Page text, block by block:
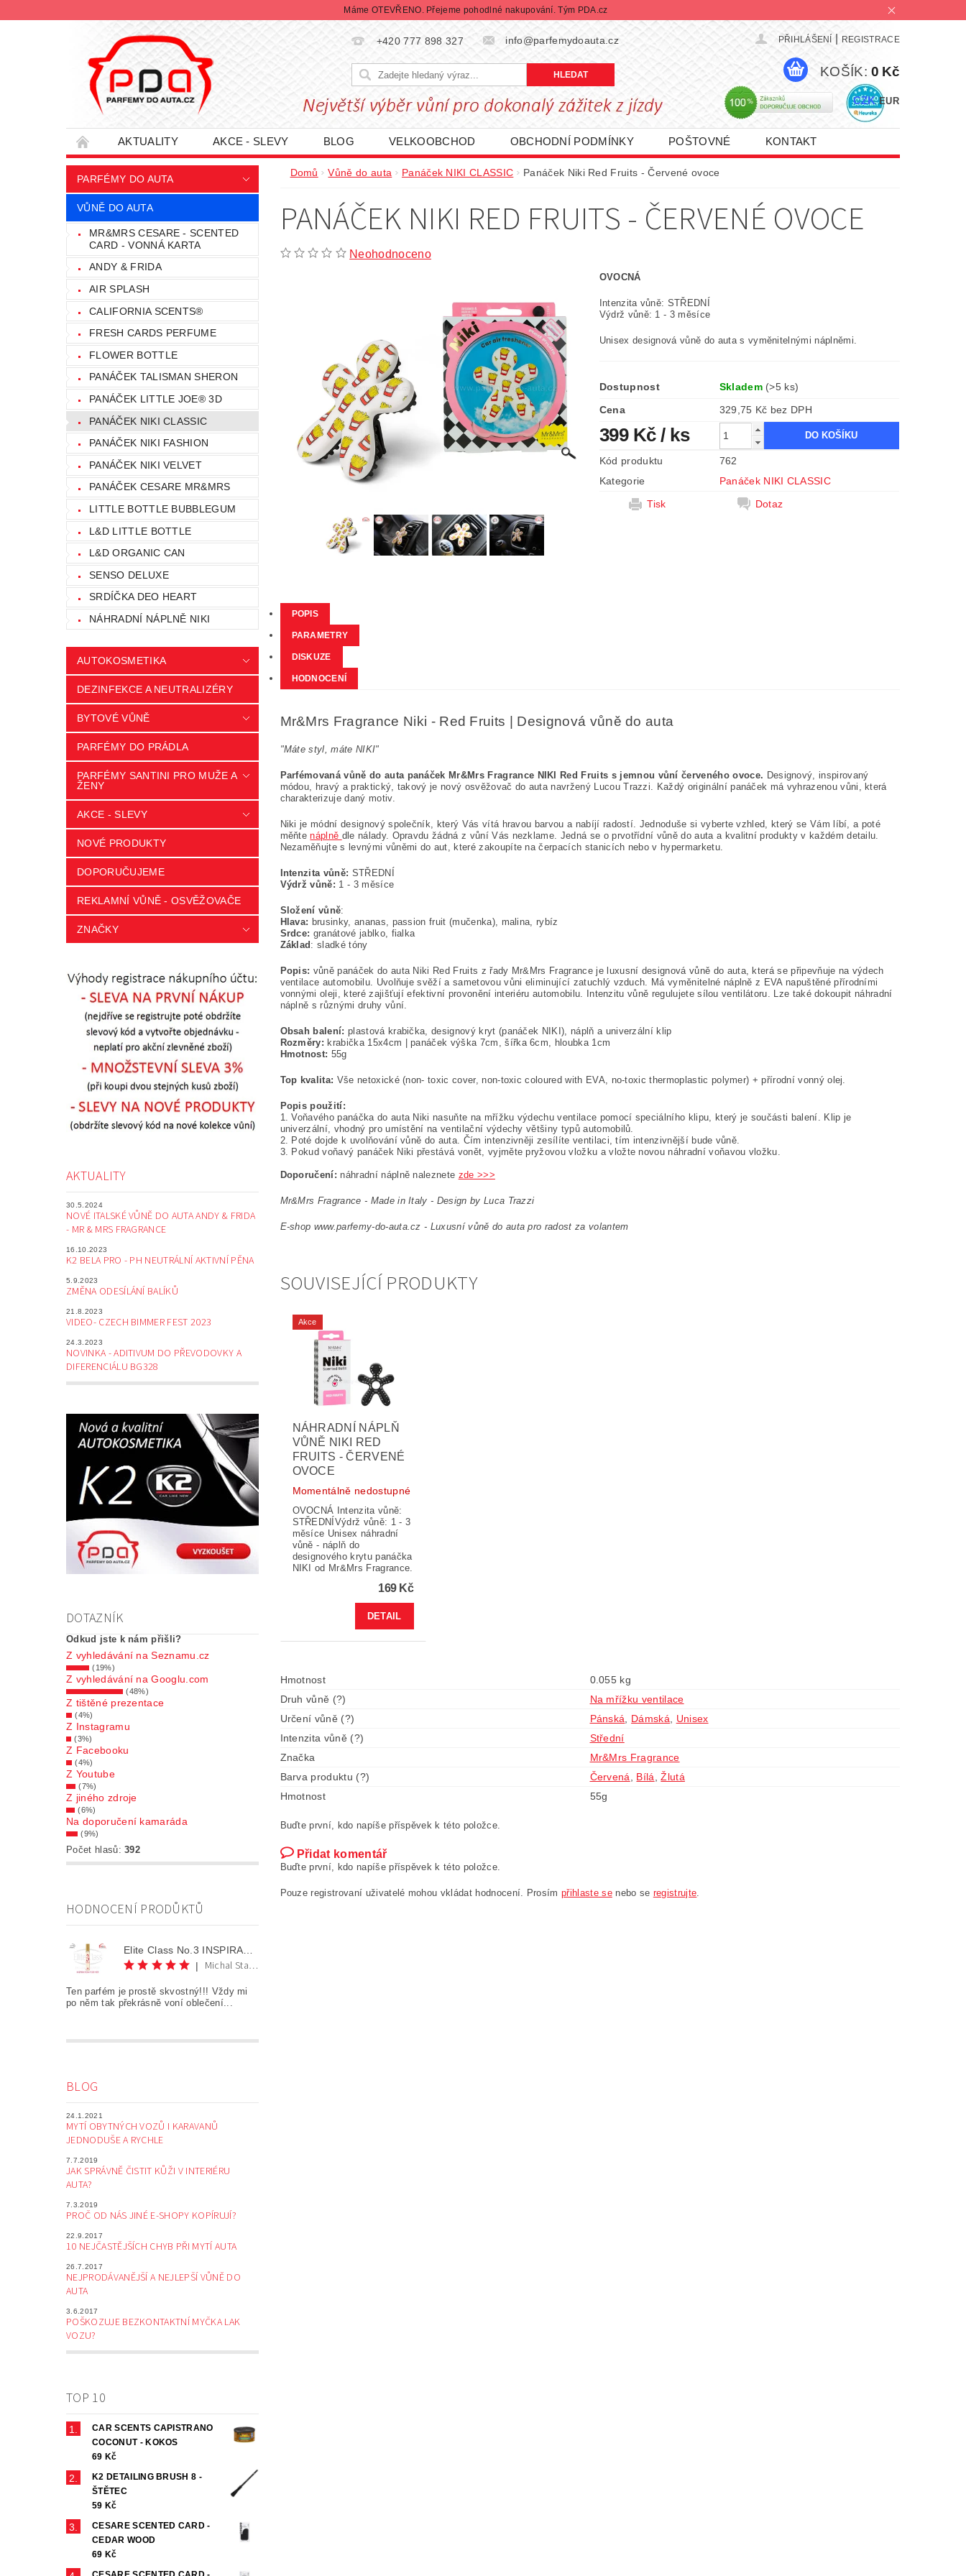
Máme OTEVŘENO. Přejeme pohodlné nakupování. Tým PDA.cz
+420 777 898 327 info@parfemydoauta.cz PŘIHLÁŠENÍ REGISTRACE
CZK EUR
KOŠÍK: 0 Kč
AKTUALITY AKCE - SLEVY BLOG VELKOOBCHOD OBCHODNÍ PODMÍNKY POŠTOVNÉ KONTAKT
HODNOCENÍ OBCHODU PODMÍNKY OCHRANY OSOBNÍCH ÚDAJŮ REKLAMACE ZBOŽÍ PROMO AKCE 1+1 | 2+1 | 3+1
INFORMACE - SLEVOVÉ KUPÓNY
PARFÉMY DO AUTA
VŮNĚ DO AUTA
MR&MRS CESARE - SCENTED
CARD - VONNÁ KARTA
ANDY & FRIDA
AIR SPLASH
CALIFORNIA SCENTS®
FRESH CARDS PERFUME
FLOWER BOTTLE
PANÁČEK TALISMAN SHERON
PANÁČEK LITTLE JOE® 3D
PANÁČEK NIKI CLASSIC
PANÁČEK NIKI FASHION
PANÁČEK NIKI VELVET
PANÁČEK CESARE MR&MRS
LITTLE BOTTLE BUBBLEGUM
L&D LITTLE BOTTLE
L&D ORGANIC CAN
SENSO DELUXE
SRDÍČKA DEO HEART
NÁHRADNÍ NÁPLNĚ NIKI
AUTOKOSMETIKA
DEZINFEKCE A NEUTRALIZÉRY
BYTOVÉ VŮNĚ
PARFÉMY DO PRÁDLA
PARFÉMY SANTINI PRO MUŽE A
ŽENY
AKCE - SLEVY
NOVÉ PRODUKTY
DOPORUČUJEME
REKLAMNÍ VŮNĚ - OSVĚŽOVAČE
ZNAČKY
AKTUALITY
30.5.2024
NOVÉ ITALSKÉ VŮNĚ DO AUTA ANDY & FRIDA
- MR & MRS FRAGRANCE
16.10.2023
K2 BELA PRO - PH NEUTRÁLNÍ AKTIVNÍ PĚNA
5.9.2023
ZMĚNA ODESÍLÁNÍ BALÍKŮ
21.8.2023
VIDEO- CZECH BIMMER FEST 2023
24.3.2023
NOVINKA - ADITIVUM DO PŘEVODOVKY A
DIFERENCIÁLU BG328
DOTAZNÍK
Odkud jste k nám přišli?
Z vyhledávání na Seznamu.cz
(19%)
Z vyhledávání na Googlu.com
(48%)
Z tištěné prezentace
(4%)
Z Instagramu
(3%)
Z Facebooku
(4%)
Z Youtube
(7%)
Z jiného zdroje
(6%)
Na doporučení kamaráda
(9%)
Počet hlasů:392
HODNOCENÍ PRODŮKTŮ
Elite Class No.3 INSPIRATION FOR HER AKCE 1+1
|
Michal Staněk
Ten parfém je prostě skvostný!!! Vždy mi
po něm tak překrásně voní oblečení...
BLOG
24.1.2021
MYTÍ OBYTNÝCH VOZŮ I KARAVANŮ
JEDNODUŠE A RYCHLE
7.7.2019
JAK SPRÁVNĚ ČISTIT KŮŽI V INTERIÉRU
AUTA?
7.3.2019
PROČ OD NÁS JINÉ E-SHOPY KOPÍRUJÍ?
22.9.2017
10 NEJČASTĚJŠÍCH CHYB PŘI MYTÍ AUTA
26.7.2017
NEJPRODÁVANĚJŠÍ A NEJLEPŠÍ VŮNĚ DO
AUTA
3.6.2017
POŠKOZUJE BEZKONTAKTNÍ MYČKA LAK
VOZU?
TOP 10
CAR SCENTS CAPISTRANO
COCONUT - KOKOS
69 Kč
K2 DETAILING BRUSH 8 -
ŠTĚTEC
59 Kč
CESARE SCENTED CARD -
CEDAR WOOD
69 Kč
Domů Vůně do auta Panáček NIKI CLASSIC Panáček Niki Red Fruits - Červené ovoce
PANÁČEK NIKI RED FRUITS - ČERVENÉ OVOCE
Neohodnoceno
OVOCNÁ
Intenzita vůně: STŘEDNÍ
Výdrž vůně: 1 - 3 měsíce
Unisex designová vůně do auta s vyměnitelnými náplněmi.
Dostupnost Skladem (>5 ks)
Cena
329,75 Kč bez DPH
399 Kč/ ks
Kód produktu
762
Kategorie
Panáček NIKI CLASSIC
Tisk
Dotaz
POPIS
PARAMETRY
DISKUZE
HODNOCENÍ
Mr&Mrs Fragrance Niki - Red Fruits | Designová vůně do auta
"Máte styl, máte NIKI"
Parfémovaná vůně do auta panáček Mr&Mrs Fragrance NIKI Red Fruits s jemnou vůní červeného ovoce. Designový, inspirovaný
módou, hravý a praktický, takový je nový osvěžovač do auta navržený Lucou Trazzi. Každý originální panáček má vyhrazenou vůni, která
charakterizuje daný motiv.
Niki je módní designový společník, který Vás vítá hravou barvou a nabíjí radostí. Jednoduše si vyberte vzhled, který se Vám líbí, a poté
měňtenáplně dle nálady. Opravdu žádná z vůní Vás nezklame. Jedná se o prvotřídní vůně do auta a kvalitní produkty v každém detailu.
Nezaměňujte s levnými vůněmi do aut, které zakoupíte na čerpacích stanicích nebo v hypermarketu.
Intenzita vůně: STŘEDNÍ
Výdrž vůně: 1 - 3 měsíce
Složení vůně:
Hlava: brusinky, ananas, passion fruit (mučenka), malina, rybíz
Srdce: granátové jablko, fialka
Základ : sladké tóny
Popis: vůně panáček do auta Niki Red Fruits z řady Mr&Mrs Fragrance je luxusní designová vůně do auta, která se připevňuje na výdech
ventilace automobilu. Uvolňuje svěží a sametovou vůni eliminující zatuchlý vzduch. Má vyměnitelné náplně z EVA napuštěné přírodními
vonnými oleji, které zajišťují efektivní provonění interiéru automobilu. Intenzitu vůně regulujete sílou ventilátoru. Lze také dokoupit náhradní
náplně s různými druhy vůní.
Obsah balení: plastová krabička, designový kryt (panáček NIKI), náplň a univerzální klip
Rozměry: krabička 15x4cm | panáček výška 7cm, šířka 6cm, hloubka 1cm
Hmotnost: 55g
Top kvalita: Vše netoxické (non- toxic cover, non-toxic coloured with EVA, no-toxic thermoplastic polymer) + přírodní vonný olej.
Popis použití:
1. Voňavého panáčka do auta Niki nasuňte na mřížku výdechu ventilace pomocí speciálního klipu, který je součásti balení. Klip je
univerzální, vhodný pro umístění na ventilační výdechy většiny typů automobilů.
2. Poté dojde k uvolňování vůně do auta. Čím intenzivněji zesílíte ventilaci, tím intenzivnější bude vůně.
3. Pokud voňavý panáček Niki přestává vonět, vyjměte pryžovou vložku a vložte novou náhradní voňavou vložku.
Doporučení: náhradní náplně naleznete zde >>>
Mr&Mrs Fragrance - Made in Italy - Design by Luca Trazzi
E-shop www.parfemy-do-auta.cz - Luxusní vůně do auta pro radost za volantem
SOUVISEJÍCÍ PRODUKTY
Akce
NÁHRADNÍ NÁPLŇ
VŮNĚ NIKI RED
FRUITS - ČERVENÉ
OVOCE
Momentálně nedostupné
OVOCNÁ Intenzita vůně:
STŘEDNÍVýdrž vůně: 1 - 3
měsíce Unisex náhradní
vůně - náplň do
designového krytu panáčka
NIKI od Mr&Mrs Fragrance.
169 Kč
DETAIL
Hmotnost
0.055 kg
Druh vůně (?)
Na mřížku ventilace
Určení vůně (?)
Pánská Dámská
Unisex
Intenzita vůně (?)
Střední
Značka
Mr&Mrs Fragrance
Barva produktu (?)
Červená Bílá ,Žlutá
Hmotnost
55g
Buďte první, kdo napíše příspěvek k této položce.
Přidat komentář
Buďte první, kdo napíše příspěvek k této položce.
Pouze registrovaní uživatelé mohou vkládat hodnocení. Prosímpřihlaste senebo se registrujte